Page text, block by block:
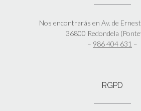
Nos encontrarás en Av. de
36800 Redondela
– 986 404 631 –
RGPD